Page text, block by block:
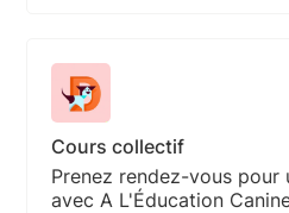
Cours collectif
Prenez rendez-vous
avec A L'Éducation